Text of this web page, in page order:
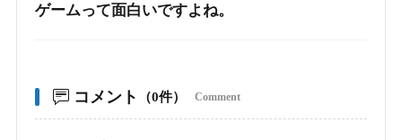
ゲームって面白いですよね。
コメント （0件） Comment